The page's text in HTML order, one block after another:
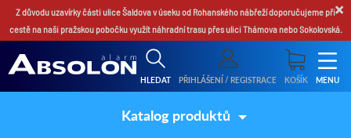
×
Z důvodu uzavírky části ulice Šaldova v úseku od Rohanského nábřeží doporučujeme při
cestě na naši pražskou pobočku využít náhradní trasu přes ulici Thámova nebo Sokolovská.
HLEDAT PŘIHLÁŠENÍ / REGISTRACE KOŠÍK MENU
Katalog produktů